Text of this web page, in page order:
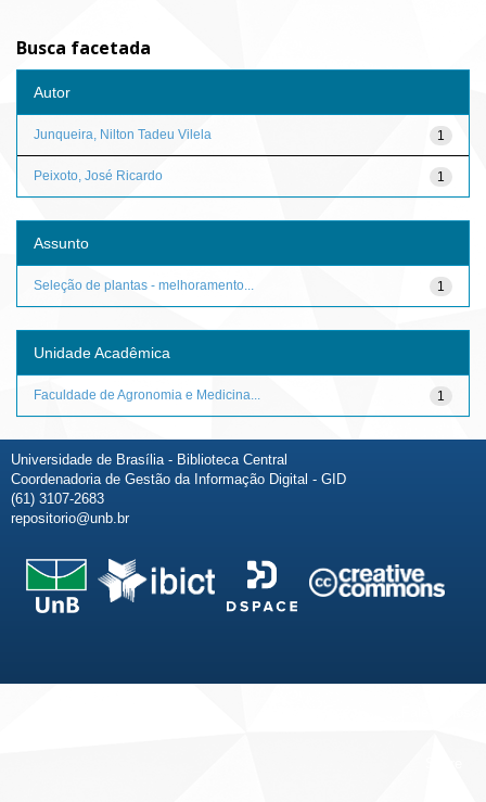
Busca facetada
Autor
1
Junqueira, Nilton Tadeu Vilela
1
Peixoto, José Ricardo
Assunto
1
Seleção de plantas - melhoramento...
Unidade Acadêmica
1
Faculdade de Agronomia e Medicina...
Universidade de Brasília - Biblioteca Central
Coordenadoria de Gestão da Informação Digital - GID
(61) 3107-2683
repositorio@unb.br